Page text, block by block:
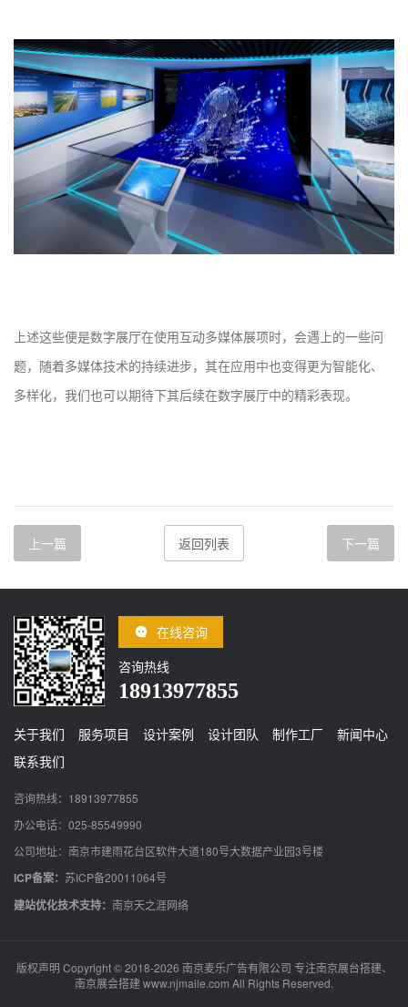
上述这些便是数字展厅在使用互动多媒体展项时，会遇上的一些问
题，随着多媒体技术的持续进步，其在应用中也变得更为智能化、
多样化，我们也可以期待下其后续在数字展厅中的精彩表现。
上一篇 返回列表 下一篇
在线咨询
咨询热线
18913977855
关于我们 服务项目 设计案例 设计团队 制作工厂
新闻中心
联系我们
咨询热线：18913977855
办公电话：025-85549990
公司地址：南京市建雨花台区软件大道180号大数据产业园3号楼
ICP备案： 苏ICP备20011064号
建站优化技术支持： 南京天之涯网络
版权声明 Copyright © 2018-2026 南京麦乐广告有限公司 专注南京展台搭建、
南京展会搭建 www.njmaile.com All Rights Reserved.